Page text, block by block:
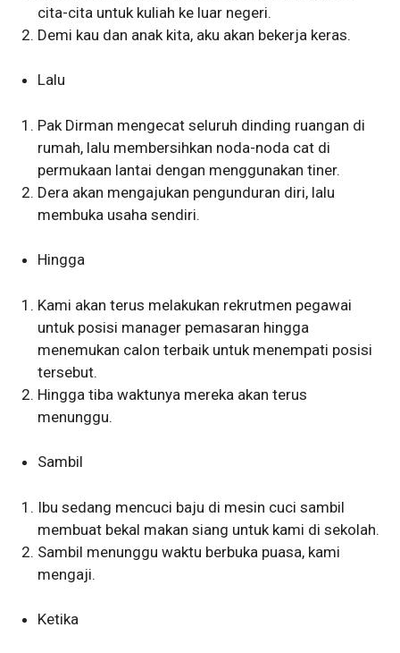
cita-cita untuk kuliah ke luar negeri.
Demi kau dan anak kita, aku akan bekerja keras.
Lalu
Pak Dirman mengecat seluruh dinding ruangan di
rumah, lalu membersihkan noda-noda cat di
permukaan lantai dengan menggunakan tiner.
Dera akan mengajukan pengunduran diri, lalu
membuka usaha sendiri.
Hingga
Kami akan terus melakukan rekrutmen pegawai
untuk posisi manager pemasaran hingga
menemukan calon terbaik untuk menempati posisi
tersebut.
Hingga tiba waktunya mereka akan terus
menunggu.
Sambil
Ibu sedang mencuci baju di mesin cuci sambil
membuat bekal makan siang untuk kami di sekolah.
Sambil menunggu waktu berbuka puasa, kami
mengaji.
Ketika